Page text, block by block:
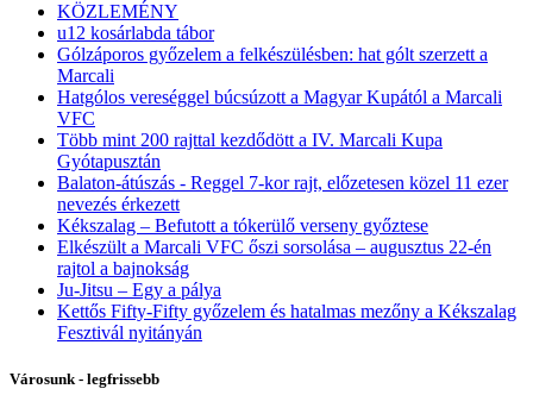
KÖZLEMÉNY
u12 kosárlabda tábor
Gólzáporos győzelem a felkészülésben: hat gólt szerzett a
Marcali
Hatgólos vereséggel búcsúzott a Magyar Kupától a Marcali
VFC
Több mint 200 rajttal kezdődött a IV. Marcali Kupa
Gyótapusztán
Balaton-átúszás - Reggel 7-kor rajt, előzetesen közel 11 ezer
nevezés érkezett
Kékszalag – Befutott a tókerülő verseny győztese
Elkészült a Marcali VFC őszi sorsolása – augusztus 22-én
rajtol a bajnokság
Ju-Jitsu – Egy a pálya
Kettős Fifty-Fifty győzelem és hatalmas mezőny a Kékszalag
Fesztivál nyitányán
Városunk - legfrissebb